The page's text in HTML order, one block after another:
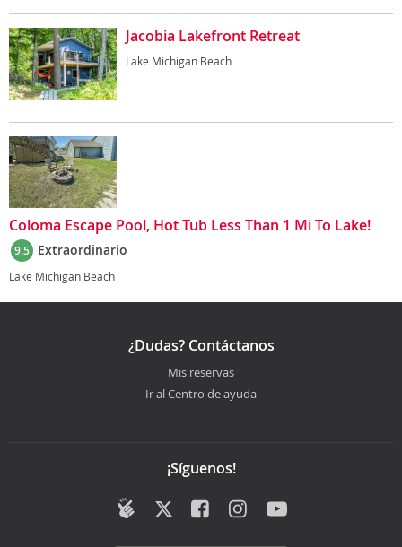
Jacobia Lakefront Retreat
Lake Michigan Beach
Coloma Escape Pool, Hot Tub Less Than 1 Mi To Lake!
9.5 Extraordinario
Lake Michigan Beach
¿Dudas? Contáctanos
Mis reservas
Ir al Centro de ayuda
¡Síguenos!